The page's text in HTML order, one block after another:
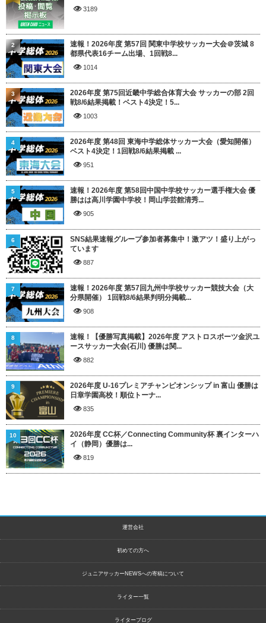
3189
速報！2026年度 第57回 関東中学校サッカー大会＠茨城 8
都県代表16チーム出場、1回戦8...
1014
2
2026年度 第75回近畿中学総合体育大会 サッカーの部 2回
戦8/6結果掲載！ベスト4決定！5...
1003
3
2026年度 第48回 東海中学総体サッカー大会（愛知開催）
ベスト4決定！1回戦8/6結果掲載 ...
951
4
速報！2026年度 第58回中国中学校サッカー選手権大会 優
勝はは高川学園中学校！岡山学芸館清秀...
905
5
SNS結果速報グループ参加者募集中！激アツ！盛り上がっ
ています
887
6
速報！2026年度 第57回九州中学校サッカー競技大会（大
分県開催） 1回戦8/6結果判明分掲載...
908
7
速報！【優勝写真掲載】2026年度 アストロスポーツ金沢ユ
ースサッカー大会(石川) 優勝は関...
882
8
2026年度 U-16プレミアチャンピオンシップ in 富山 優勝は
日章学園高校！順位トーナ...
835
9
2026年度 CC杯／Connecting Community杯 裏インターハ
イ（静岡）優勝は...
819
10
運営会社
初めての方へ
ジュニアサッカーNEWSへの寄稿について
ライター一覧
ライターブログ